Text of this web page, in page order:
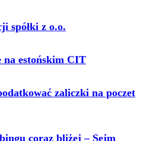
spółki z o.o.
na estońskim CIT
zaliczki na poczet
coraz bliżej – Sejm